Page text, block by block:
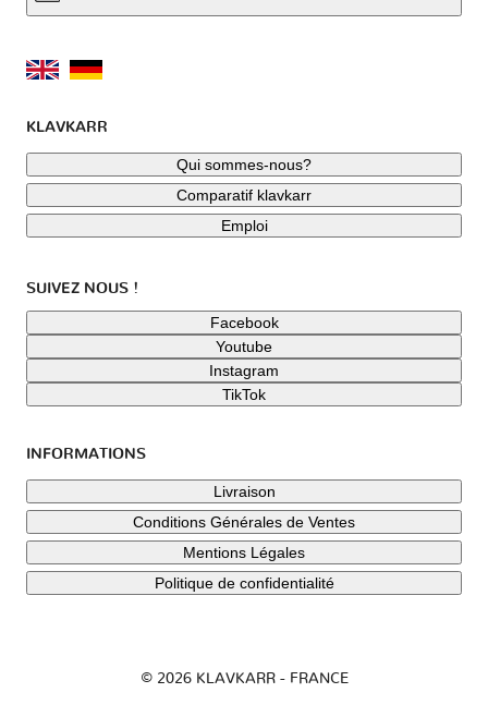
KLAVKARR
Qui sommes-nous?
Comparatif klavkarr
Emploi
SUIVEZ NOUS !
Facebook
Youtube
Instagram
TikTok
INFORMATIONS
Livraison
Conditions Générales de Ventes
Mentions Légales
Politique de confidentialité
© 2026 KLAVKARR - FRANCE